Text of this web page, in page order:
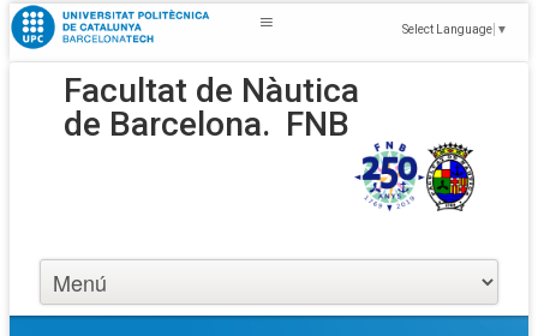
Select Language ▼
Facultat de Nàutica
de Barcelona. FNB